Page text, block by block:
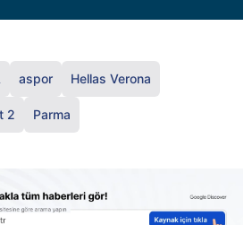
aspor Hellas Verona
2 Parma